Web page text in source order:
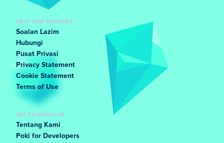
HELP AND SUPPORT
Soalan Lazim
Hubungi
Pusat Privasi
Privacy Statement
Cookie Statement
Terms of Use
GET TO KNOW US
Tentang Kami
Poki for Developers